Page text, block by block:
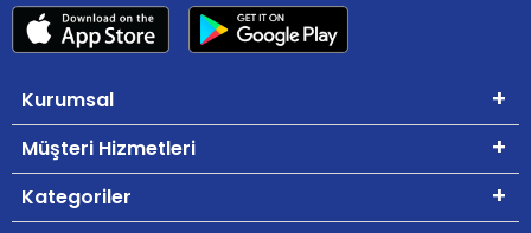
Kurumsal
Müşteri Hizmetleri
Kategoriler